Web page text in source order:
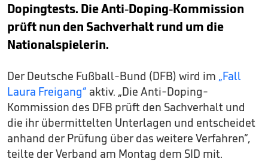
Dopingtests. Die Anti-Doping-Kommission
prüft nun den Sachverhalt rund um die
Nationalspielerin.
Der Deutsche Fußball-Bund (DFB) wird im „Fall
Laura Freigang“ aktiv. „Die Anti-Doping-
Kommission des DFB prüft den Sachverhalt und
die ihr übermittelten Unterlagen und entscheidet
anhand der Prüfung über das weitere Verfahren“,
teilte der Verband am Montag dem SID mit.